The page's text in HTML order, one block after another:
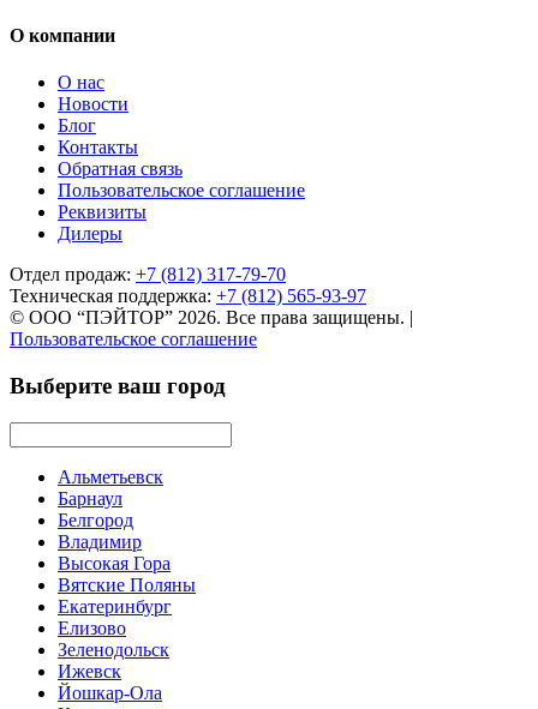
О компании
О нас
Новости
Блог
Контакты
Обратная связь
Пользовательское соглашение
Реквизиты
Дилеры
Отдел продаж: +7 (812) 317-79-70
Техническая поддержка: +7 (812) 565-93-97
© ООО “ПЭЙТОР” 2026. Все права защищены. |
Пользовательское соглашение
Выберите ваш город
Альметьевск
Барнаул
Белгород
Владимир
Высокая Гора
Вятские Поляны
Екатеринбург
Елизово
Зеленодольск
Ижевск
Йошкар-Ола